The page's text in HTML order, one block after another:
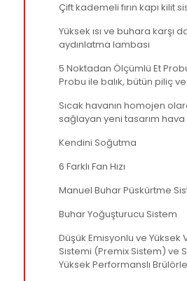
Çift kademeli fırın kapı kilit
Yüksek ısı ve buhara karşı
aydınlatma lambası
5 Noktadan Ölçümlü Et
Probu ile balık, bütün piliç
Sıcak havanın homojen
sağlayan yeni tasarım
Kendini Soğutma
6 Farklı Fan Hızı
Manuel Buhar Püskürtme
Buhar Yoğuşturucu Sistem
Düşük Emisyonlu ve Yüksek
Sistemi (Premix Sistem) ve
Yüksek Performanslı